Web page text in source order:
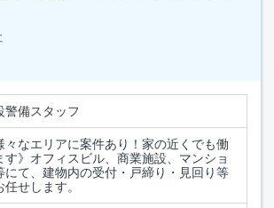
警備スタッフ
々なエリアに案件あり！家の近くでも働
す》オフィスビル、商業施設、マンショ
にて、建物内の受付・戸締り・見回り等
任せします。